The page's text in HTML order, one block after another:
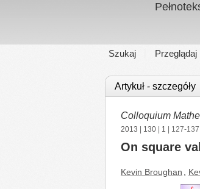
Szukaj Przeglądaj
Artykuł - szczegóły
Colloquium
2013 130 1 | 127-137
On square
Kevin Broughan